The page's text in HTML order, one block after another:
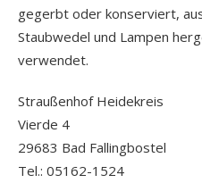
gegerbt oder konserviert,
Staubwedel und Lampen
verwendet.
Straußenhof Heidekreis
Vierde 4
29683 Bad Fallingbostel
Tel.: 05162-1524